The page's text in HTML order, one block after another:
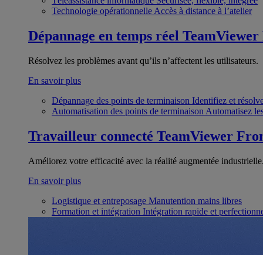
Technologie opérationnelle Accès à distance à l’atelier
Dépannage en temps réel TeamViewer
Résolvez les problèmes avant qu’ils n’affectent les utilisateurs.
En savoir plus
Dépannage des points de terminaison Identifiez et
Automatisation des points de terminaison Automatisez
Travailleur connecté TeamViewer
Améliorez votre efficacité avec la réalité augmentée
En savoir plus
Logistique et entreposage Manutention mains libres
Formation et intégration Intégration rapide et